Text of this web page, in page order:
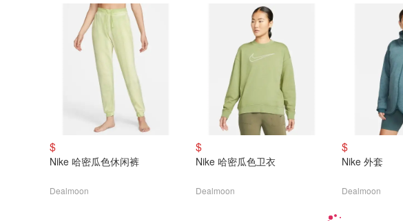
$
Nike 哈密瓜色休闲裤
Dealmoon
$
Nike 哈密瓜色卫衣
Dealmoon
$
Nike 外套
Dealmoon